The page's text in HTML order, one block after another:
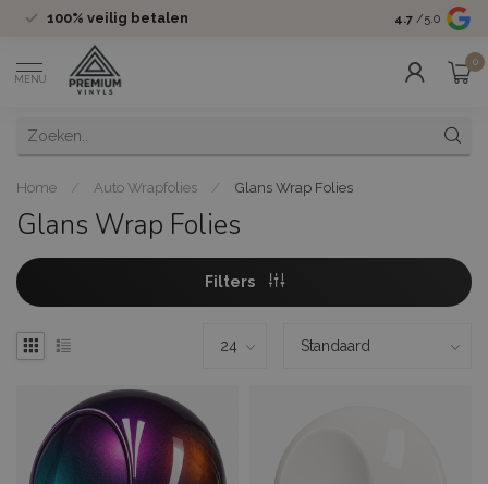
100% veilig betalen Groot
4.7 /5.0
MENU
0
Home / Auto Wrapfolies / Glans Wrap Folies
Glans Wrap Folies
Filters